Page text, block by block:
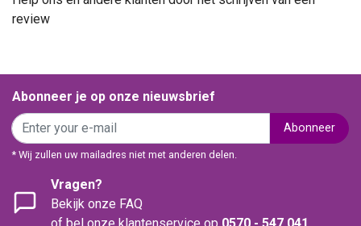
review
Abonneer je op onze nieuwsbrief
Abonneer
* Wij zullen uw mailadres niet met anderen delen.
Vragen?
Bekijk onze FAQ